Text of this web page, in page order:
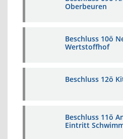
Oberbeuren
Beschluss 10ö
Wertstoffhof
Beschluss 12ö
Beschluss 11ö
Eintritt